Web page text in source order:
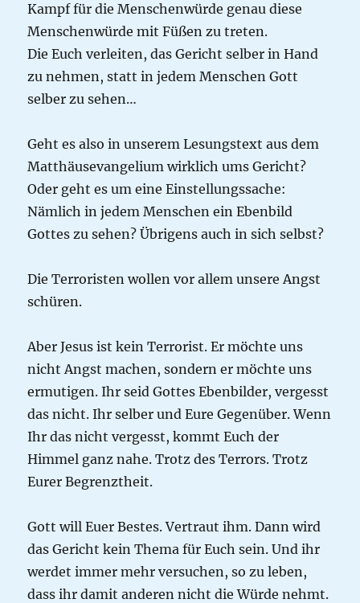
Kampf für die Menschenwürde genau diese
Menschenwürde mit Füßen zu treten.
Die Euch verleiten, das Gericht selber in Hand
zu nehmen, statt in jedem Menschen Gott
selber zu sehen…
Geht es also in unserem Lesungstext aus dem
Matthäusevangelium wirklich ums Gericht?
Oder geht es um eine Einstellungssache:
Nämlich in jedem Menschen ein Ebenbild
Gottes zu sehen? Übrigens auch in sich selbst?
Die Terroristen wollen vor allem unsere Angst
schüren.
Aber Jesus ist kein Terrorist. Er möchte uns
nicht Angst machen, sondern er möchte uns
ermutigen. Ihr seid Gottes Ebenbilder, vergesst
das nicht. Ihr selber und Eure Gegenüber. Wenn
Ihr das nicht vergesst, kommt Euch der
Himmel ganz nahe. Trotz des Terrors. Trotz
Eurer Begrenztheit.
Gott will Euer Bestes. Vertraut ihm. Dann wird
das Gericht kein Thema für Euch sein. Und ihr
werdet immer mehr versuchen, so zu leben,
dass ihr damit anderen nicht die Würde nehmt.